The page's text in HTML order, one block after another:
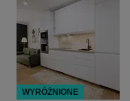
WYRÓŻNIONE